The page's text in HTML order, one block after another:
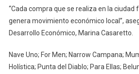
“Cada compra que se realiza en la ciudad
genera movimiento económico local”,
Desarrollo Económico, Marina Casaretto.
Nave Uno; For Men; Narrow Campana;
Holística; Punta del Diablo; Para Ellas;